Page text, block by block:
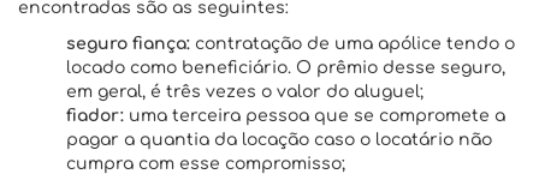
encontradas são as seguintes:
seguro fiança: contratação de uma apólice tendo o
locado como beneficiário. O prêmio desse seguro,
em geral, é três vezes o valor do aluguel;
fiador: uma terceira pessoa que se compromete a
pagar a quantia da locação caso o locatário não
cumpra com esse compromisso;